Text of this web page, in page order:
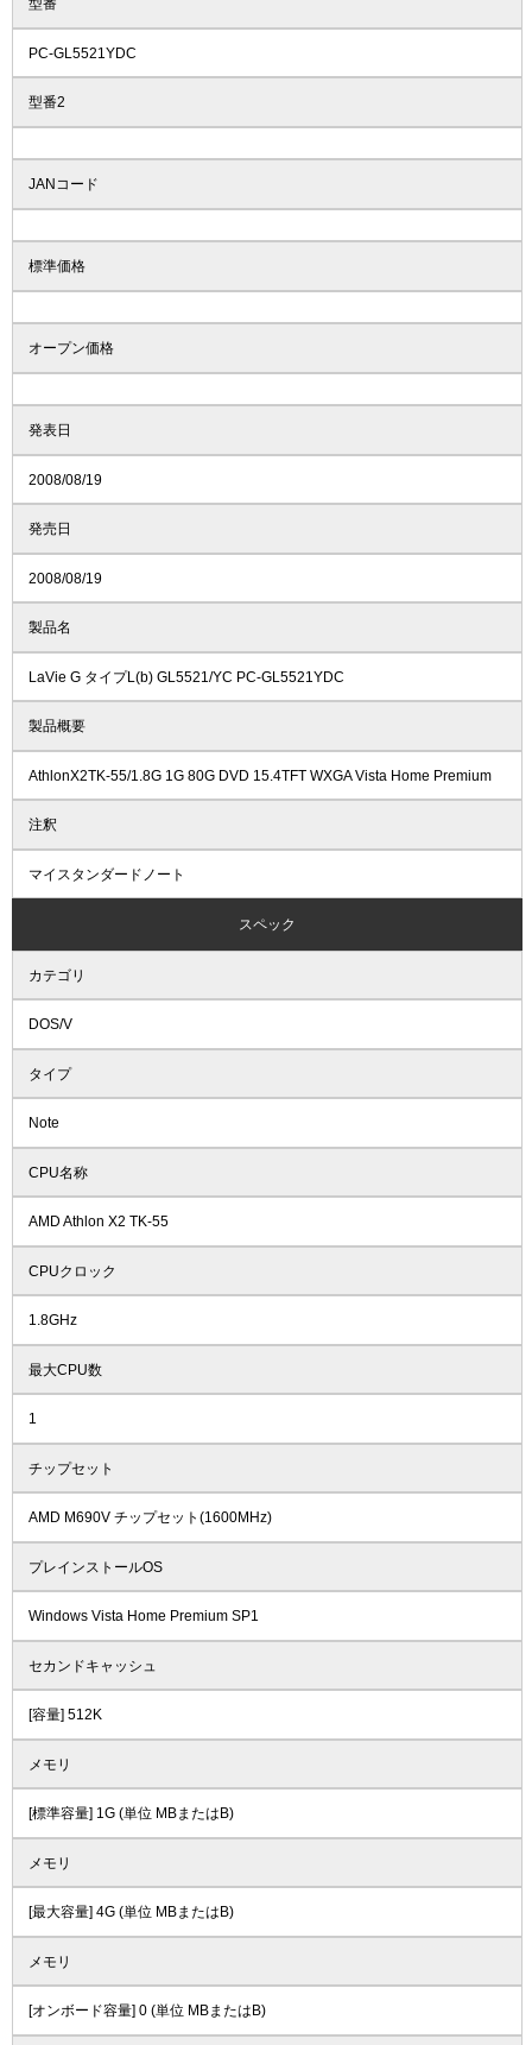
型番
PC-GL5521YDC
型番2
JANコード
標準価格
オープン価格
発表日
2008/08/19
発売日
2008/08/19
製品名
LaVie G タイプL(b) GL5521/YC PC-GL5521YDC
製品概要
AthlonX2TK-55/1.8G 1G 80G DVD 15.4TFT WXGA Vista Home Premium
注釈
マイスタンダードノート
スペック
カテゴリ
DOS/V
タイプ
Note
CPU名称
AMD Athlon X2 TK-55
CPUクロック
1.8GHz
最大CPU数
1
チップセット
AMD M690V チップセット(1600MHz)
プレインストールOS
Windows Vista Home Premium SP1
セカンドキャッシュ
[容量] 512K
メモリ
[標準容量] 1G (単位 MBまたはB)
メモリ
[最大容量] 4G (単位 MBまたはB)
メモリ
[オンボード容量] 0 (単位 MBまたはB)